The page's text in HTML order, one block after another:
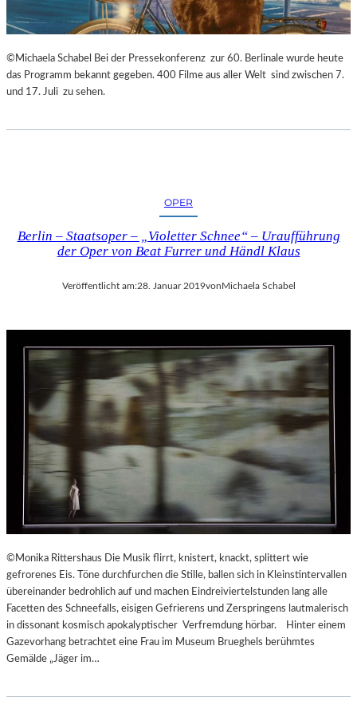
©Michaela Schabel Bei der Pressekonferenz zur 60. Berlinale wurde heute
das Programm bekannt gegeben. 400 Filme aus aller Welt sind zwischen 7.
und 17. Juli zu sehen.
OPER
Berlin – Staatsoper – „Violetter Schnee“ – Uraufführung
der Oper von Beat Furrer und Händl Klaus
Veröffentlicht am:28. Januar 2019von Michaela Schabel
©Monika Rittershaus Die Musik flirrt, knistert, knackt, splittert wie
gefrorenes Eis. Töne durchfurchen die Stille, ballen sich in Kleinstintervallen
übereinander bedrohlich auf und machen Eindreiviertelstunden lang alle
Facetten des Schneefalls, eisigen Gefrierens und Zerspringens lautmalerisch
in dissonant kosmisch apokalyptischer Verfremdung hörbar. Hinter einem
Gazevorhang betrachtet eine Frau im Museum Brueghels berühmtes
Gemälde „Jäger im…